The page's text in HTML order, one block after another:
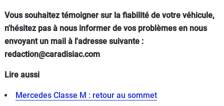
Vous souhaitez témoigner sur la fiabilité de votre véhicule,
n'hésitez pas à nous informer de vos problèmes en nous
envoyant un mail à l'adresse suivante :
redaction@caradisiac.com
Lire aussi
Mercedes Classe M : retour au sommet